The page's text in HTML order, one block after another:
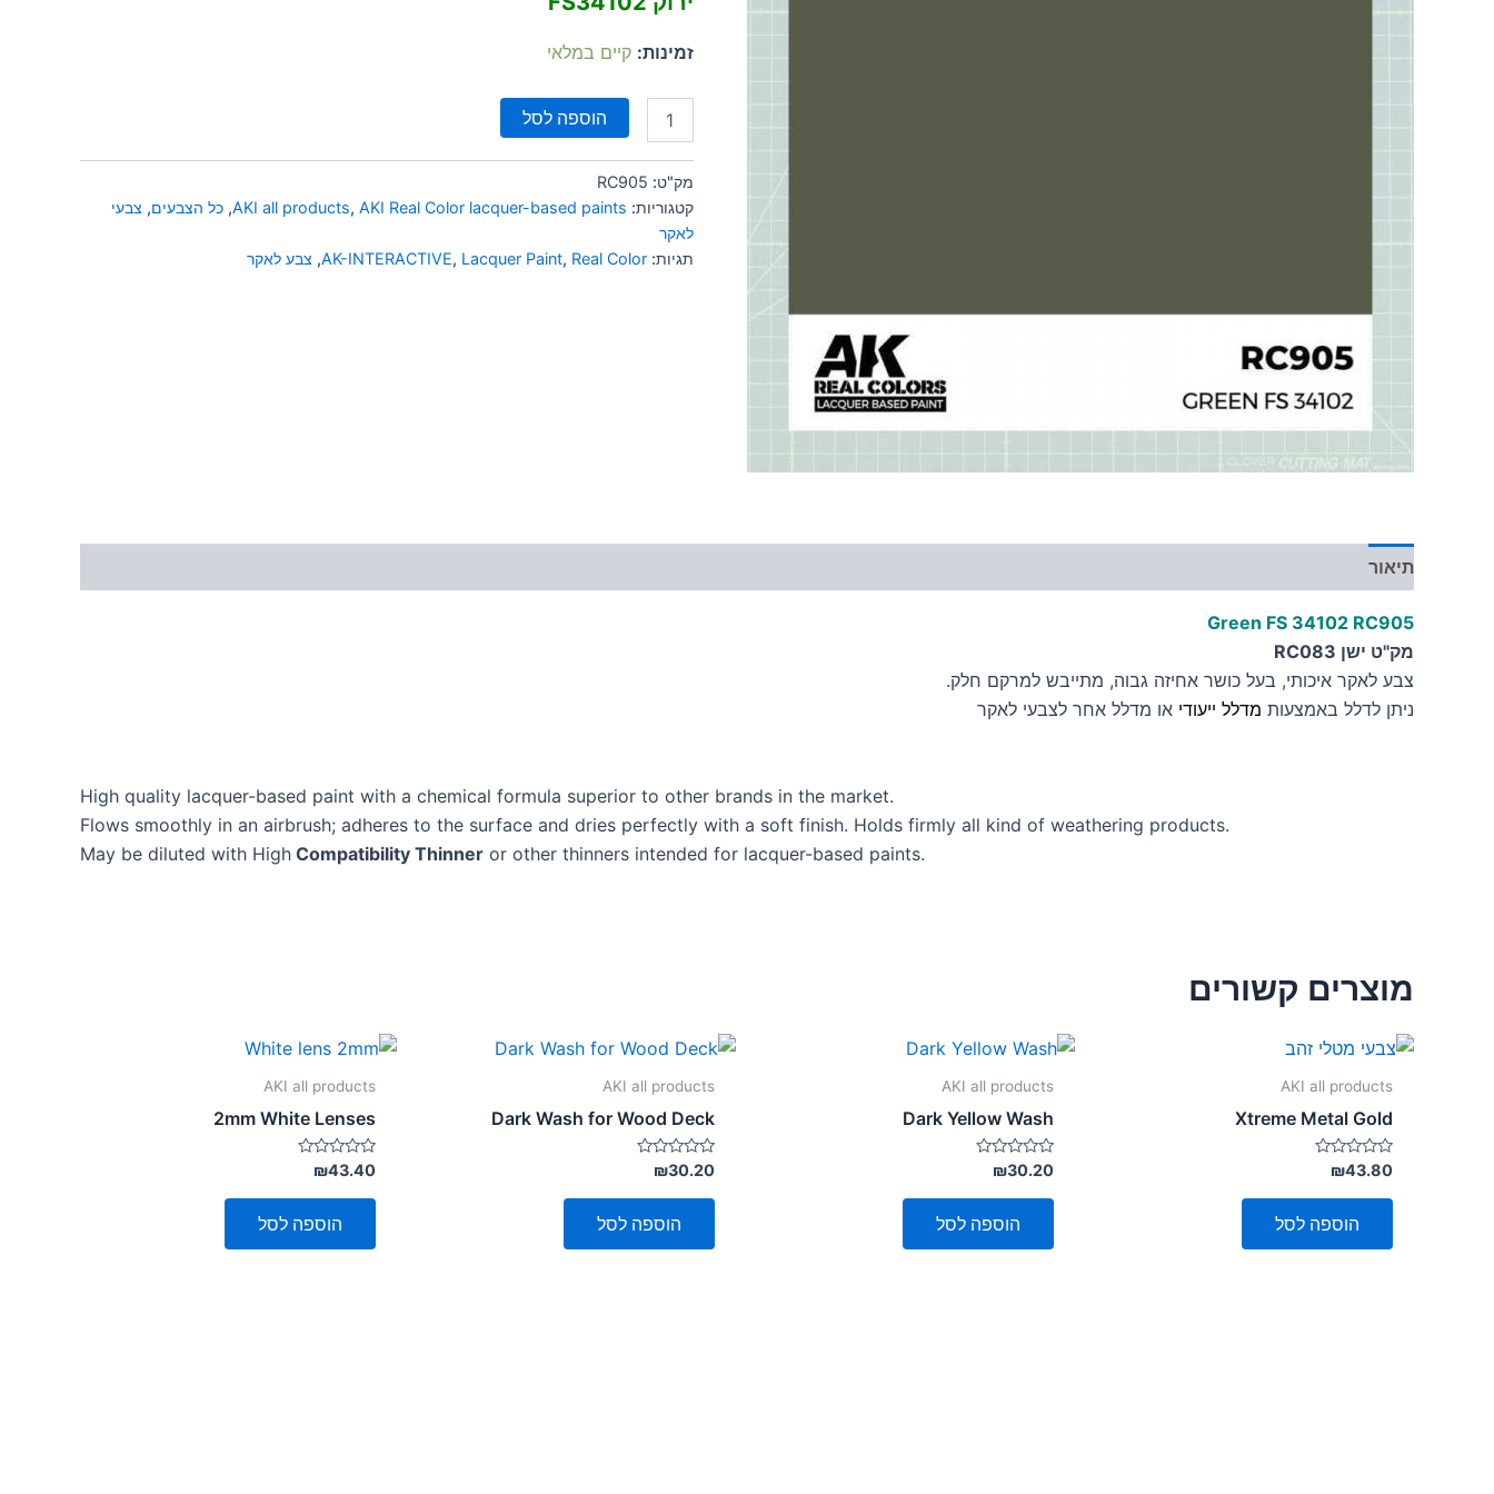
זמינות: קיים במלאי
הוספה לסל
מק"ט: RC905
קטגוריות:
AKI all products, AKI Real Color lacquer-based paints
, כל הצבעים, צבעי
לאקר
תגיות:
AK-INTERACTIVE, Lacquer Paint, Real Color
, צבע לאקר
תיאור
Green FS 34102 RC905
מק"ט ישן RC083
צבע לאקר איכותי, בעל כושר אחיזה גבוה, מתייבש למרקם חלק.
ניתן לדלל באמצעות מדלל ייעודי או מדלל אחר לצבעי לאקר
High quality lacquer-based paint with a chemical formula superior to other brands in the market.
Flows smoothly in an airbrush; adheres to the surface and dries perfectly with a soft finish. Holds firmly all kind of weathering products.
May be diluted with High Compatibility Thinner or other thinners intended for lacquer-based paints.
מוצרים קשורים
AKI all products
Xtreme Metal Gold
דורג
0
מתוך
₪43.80
הוספה לסל
AKI all products
Dark Yellow Wash
דורג
0
מתוך
₪30.20
הוספה לסל
AKI all products
Dark Wash for Wood Deck
דורג
0
מתוך
₪30.20
הוספה לסל
AKI all products
2mm White Lenses
דורג
0
מתוך
₪43.40
הוספה לסל